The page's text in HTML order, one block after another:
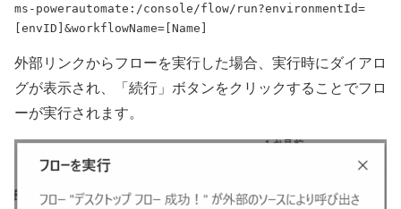
ms-powerautomate:/console/flow/run?environmentId=
[envID]&workflowName=[Name]
外部リンクからフローを実行した場合、実行時にダイアロ
グが表示され、「続行」ボタンをクリックすることでフロ
ーが実行されます。